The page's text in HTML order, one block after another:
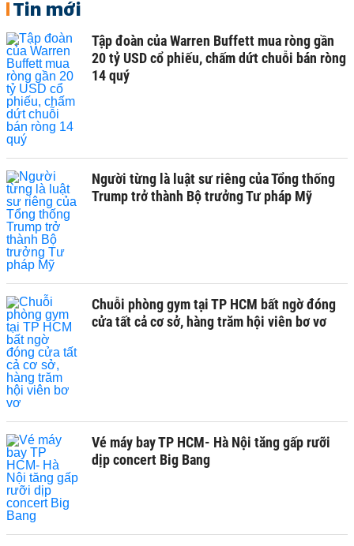
Tin mới
Tập đoàn của Warren Buffett mua ròng gần
20 tỷ USD cổ phiếu, chấm dứt chuỗi bán ròng
14 quý
Người từng là luật sư riêng của Tổng thống
Trump trở thành Bộ trưởng Tư pháp Mỹ
Chuỗi phòng gym tại TP HCM bất ngờ đóng
cửa tất cả cơ sở, hàng trăm hội viên bơ vơ
Vé máy bay TP HCM- Hà Nội tăng gấp rưỡi
dịp concert Big Bang